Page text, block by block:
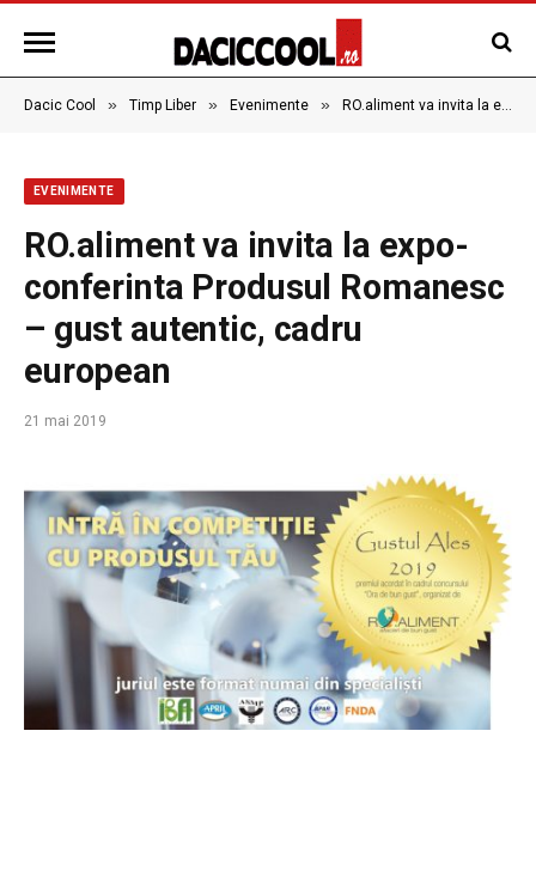
Dacic Cool » Timp Liber » Evenimente » RO.aliment va invita la expo-conferinta Produsul Romanesc – gust autentic, cadru european
EVENIMENTE
RO.aliment va invita la expo-
conferinta Produsul Romanesc
– gust autentic, cadru
european
21 mai 2019